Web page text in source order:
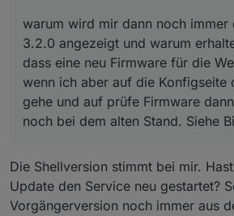
warum wird mir dann noch immer
3.2.0 angezeigt und warum
dass eine neu Firmware für die
wenn ich aber auf die Konfigseite
gehe und auf prüfe Firmware
noch bei dem alten Stand. Siehe
Die Shellversion stimmt bei mir.
Update den Service neu gestartet?
Vorgängerversion noch immer aus